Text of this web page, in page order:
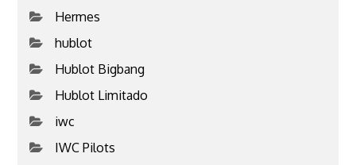
Hermes
hublot
Hublot Bigbang
Hublot Limitado
iwc
IWC Pilots